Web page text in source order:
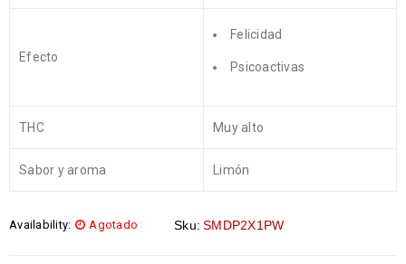
Efecto
Felicidad
Psicoactivas
THC Muy alto
Sabor y aroma Limón
Availability: Agotado Sku: SMDP2X1PW